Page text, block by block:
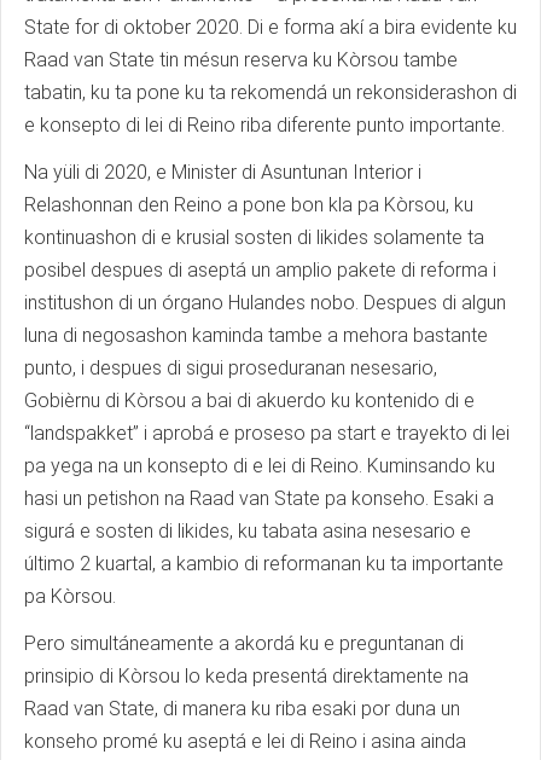
State for di oktober 2020. Di e forma akí a bira evidente ku
Raad van State tin mésun reserva ku Kòrsou tambe
tabatin, ku ta pone ku ta rekomendá un rekonsiderashon di
e konsepto di lei di Reino riba diferente punto importante.
Na yüli di 2020, e Minister di Asuntunan Interior i
Relashonnan den Reino a pone bon kla pa Kòrsou, ku
kontinuashon di e krusial sosten di likides solamente ta
posibel despues di aseptá un amplio pakete di reforma i
institushon di un órgano Hulandes nobo. Despues di algun
luna di negosashon kaminda tambe a mehora bastante
punto, i despues di sigui proseduranan nesesario,
Gobièrnu di Kòrsou a bai di akuerdo ku kontenido di e
“landspakket” i aprobá e proseso pa start e trayekto di lei
pa yega na un konsepto di e lei di Reino. Kuminsando ku
hasi un petishon na Raad van State pa konseho. Esaki a
sigurá e sosten di likides, ku tabata asina nesesario e
último 2 kuartal, a kambio di reformanan ku ta importante
pa Kòrsou.
Pero simultáneamente a akordá ku e preguntanan di
prinsipio di Kòrsou lo keda presentá direktamente na
Raad van State, di manera ku riba esaki por duna un
konseho promé ku aseptá e lei di Reino i asina ainda